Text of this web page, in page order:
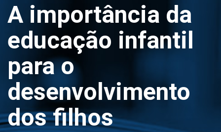
A importância da
educação infantil
para o
desenvolvimento
dos filhos